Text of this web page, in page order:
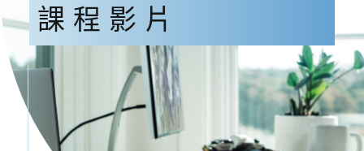
課程影片